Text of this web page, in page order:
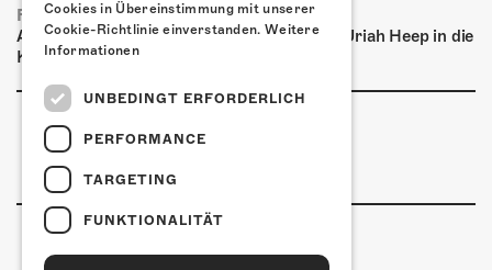
FRISCH BESTÄTIGT: URIAH HEEP
Am Sonntag, 15. November 2026 kommen Uriah Heep in die
Kulturfabrik Kofmehl!
Cookies in Übereinstimmung mit unserer
Cookie-Richtlinie einverstanden. Weitere
Informationen
UNBEDINGT ERFORDERLICH
PERFORMANCE
TARGETING
FUNKTIONALITÄT